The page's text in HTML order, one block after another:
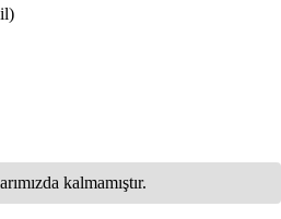
kalmamıştır.